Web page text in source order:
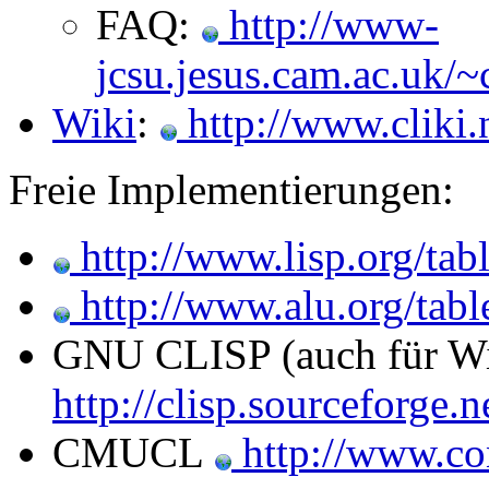
FAQ:
http://www-
jcsu.jesus.cam.ac.uk/
Wiki:
http://
Freie Implementierungen:
http://www.lisp.org/
http://www.alu.org/
GNU CLISP (auch für
http://
CMUCL
http://